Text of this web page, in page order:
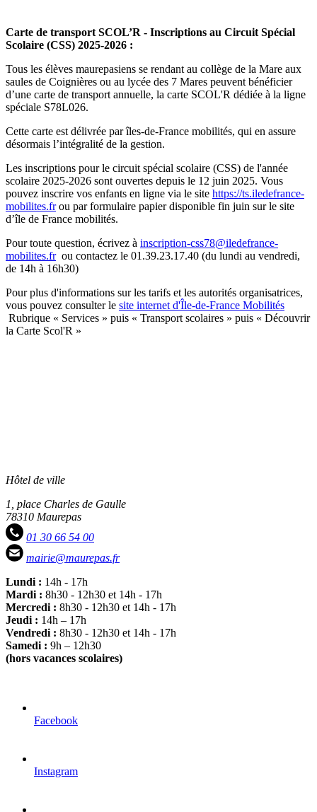
Carte de transport SCOL’R - Inscriptions au Circuit Spécial
Scolaire (CSS) 2025-2026 :
Tous les élèves maurepasiens se rendant au collège de la Mare aux
saules de Coignières ou au lycée des 7 Mares peuvent bénéficier
d’une carte de transport annuelle, la carte SCOL'R dédiée à la ligne
spéciale S78L026.
Cette carte est délivrée par îles-de-France mobilités, qui en assure
désormais l’intégralité de la gestion.
Les inscriptions pour le circuit spécial scolaire (CSS) de l'année
scolaire 2025-2026 sont ouvertes depuis le 12 juin 2025. Vous
pouvez inscrire vos enfants en ligne via le site https://ts.iledefrance-
mobilites.frou par formulaire papier disponible fin juin sur le site
d’île de France mobilités.
Pour toute question, écrivez à inscription-css78@iledefrance-
mobilites.frou contactez le 01.39.23.17.40 (du lundi au vendredi,
de 14h à 16h30)
Pour plus d'informations sur les tarifs et les autorités organisatrices,
vous pouvez consulter le site internet d'Île-de-France Mobilités
Rubrique « Services » puis « Transport scolaires » puis « Découvrir
la Carte Scol'R »
Hôtel de ville
1, place Charles de Gaulle
78310 Maurepas
01 30 66 54 00
mairie@maurepas.fr
Lundi : 14h - 17h
Mardi : 8h30 - 12h30 et 14h - 17h
Mercredi : 8h30 - 12h30 et 14h - 17h
Jeudi : 14h – 17h
Vendredi : 8h30 - 12h30 et 14h - 17h
Samedi : 9h – 12h30
(hors vacances scolaires)
Facebook
Instagram